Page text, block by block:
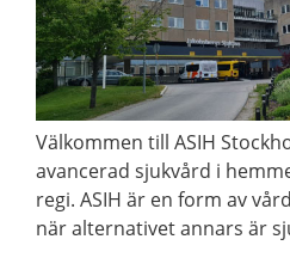
Välkommen till ASIH
avancerad sjukvård i
regi. ASIH är en form av
när alternativet annars är